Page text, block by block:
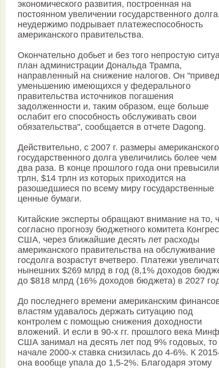
экономического развития, построенная на
постоянном увеличении государственного
неудержимо подрывает платежеспособность
американского правительства.
Окончательно добьет и без того непростую
план администрации Дональда Трампа,
направленный на снижение налогов. Он
уменьшению имеющихся у федерального
правительства источников погашения
задолженности и, таким образом, еще больше
ослабит его способность обслуживать свои
обязательства", сообщается в отчете Dagong.
Действительно, с 2007 г. размеры американского
государственного долга увеличились более чем
два раза. В конце прошлого года они
трлн, $14 трлн из которых приходится на
разошедшиеся по всему миру государственные
ценные бумаги.
Китайские эксперты обращают внимание на то,
согласно прогнозу бюджетного комитета
США, через ближайшие десять лет расходы
американского правительства на обслуживание
госдолга возрастут вчетверо. Платежи
нынешних $269 млрд в год (8,1% доходов
до $818 млрд (16% доходов бюджета) в 2027
До последнего времени американским
властям удавалось держать ситуацию под
контролем с помощью снижения доходности
вложений. И если в 90-х гг. прошлого века
США занимал на десять лет под 9% годовых, то
начале 2000-х ставка снизилась до 4-6%. К
она вообще упала до 1,5-2%. Благодаря этому